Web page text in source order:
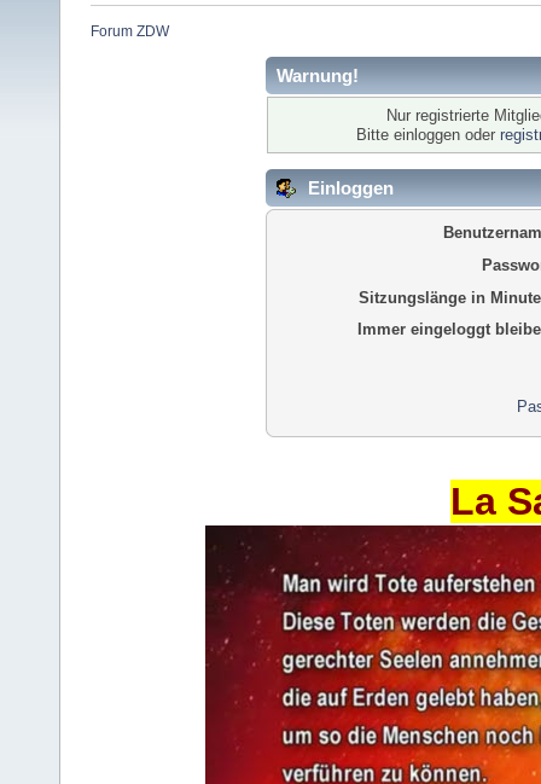
Forum ZDW
Warnung!
Nur registrierte
Bitte einloggen oder
Einloggen
Sitzungslänge in
Immer eingeloggt
La